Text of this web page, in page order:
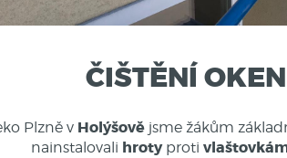
ČIŠTĚNÍ
Plzně v Holýšovějsme žákům
nainstalovali hrotyproti